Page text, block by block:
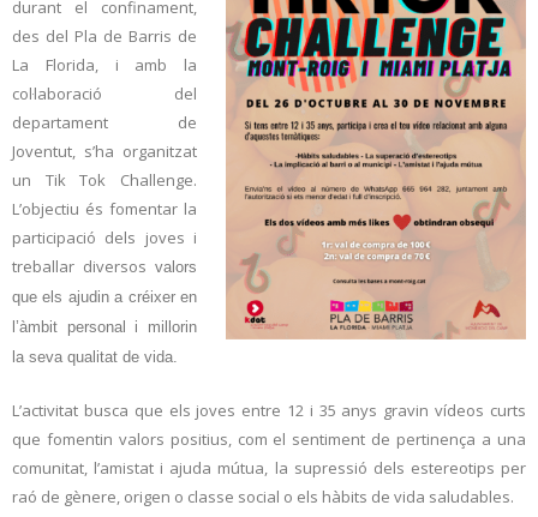
durant el confinament,
des del Pla de Barris de
La Florida, i amb la
col·laboració del
departament de
Joventut, s’ha organitzat
un Tik Tok Challenge.
L’objectiu és fomentar la
participació dels joves i
treballar diversos valors
que els ajudin a créixer en
l’àmbit personal i millorin
la seva qualitat de vida.
L’activitat busca que els joves entre 12 i 35 anys gravin vídeos curts
que fomentin valors positius, com el sentiment de pertinença a una
comunitat, l’amistat i ajuda mútua, la supressió dels estereotips per
raó de gènere, origen o classe social o els hàbits de vida saludables.